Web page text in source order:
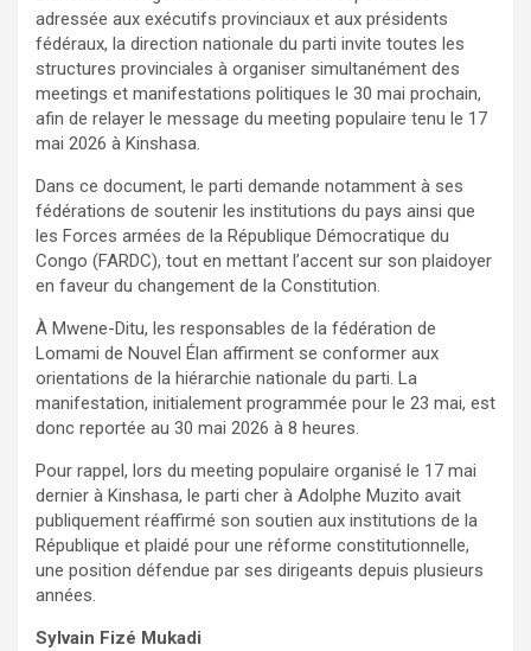
adressée aux exécutifs provinciaux et aux présidents
fédéraux, la direction nationale du parti invite toutes les
structures provinciales à organiser simultanément des
meetings et manifestations politiques le 30 mai prochain,
afin de relayer le message du meeting populaire tenu le 17
mai 2026 à Kinshasa.
Dans ce document, le parti demande notamment à ses
fédérations de soutenir les institutions du pays ainsi que
les Forces armées de la République Démocratique du
Congo (FARDC), tout en mettant l’accent sur son plaidoyer
en faveur du changement de la Constitution.
À Mwene-Ditu, les responsables de la fédération de
Lomami de Nouvel Élan affirment se conformer aux
orientations de la hiérarchie nationale du parti. La
manifestation, initialement programmée pour le 23 mai, est
donc reportée au 30 mai 2026 à 8 heures.
Pour rappel, lors du meeting populaire organisé le 17 mai
dernier à Kinshasa, le parti cher à Adolphe Muzito avait
publiquement réaffirmé son soutien aux institutions de la
République et plaidé pour une réforme constitutionnelle,
une position défendue par ses dirigeants depuis plusieurs
années.
Sylvain Fizé Mukadi